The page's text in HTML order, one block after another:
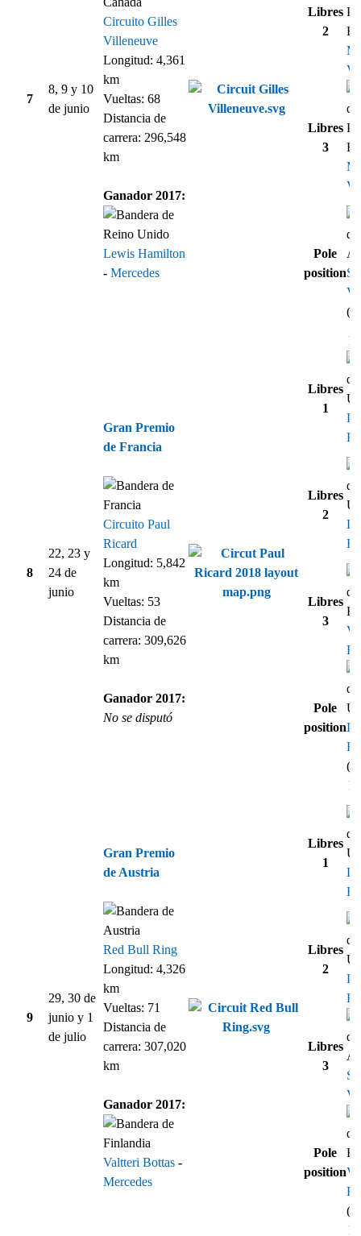
7
8, 9 y 10
de junio
Circuito Gilles
Villeneuve
Longitud: 4,361
km
Vueltas: 68
Distancia de
carrera: 296,548
km
Ganador 2017:
Lewis Hamilton
- Mercedes
Libres
2
Libres
3
Pole
position
8
22, 23 y
24 de
junio
Gran Premio
de Francia
Circuito Paul
Ricard
Longitud: 5,842
km
Vueltas: 53
Distancia de
carrera: 309,626
km
Ganador 2017:
No se disputó
Libres
1
Libres
2
Libres
3
Pole
position
9
29, 30 de
junio y 1
de julio
Gran Premio
de Austria
Red Bull Ring
Longitud: 4,326
km
Vueltas: 71
Distancia de
carrera: 307,020
km
Ganador 2017:
Valtteri Bottas -
Mercedes
Libres
1
Libres
2
Libres
3
Pole
position